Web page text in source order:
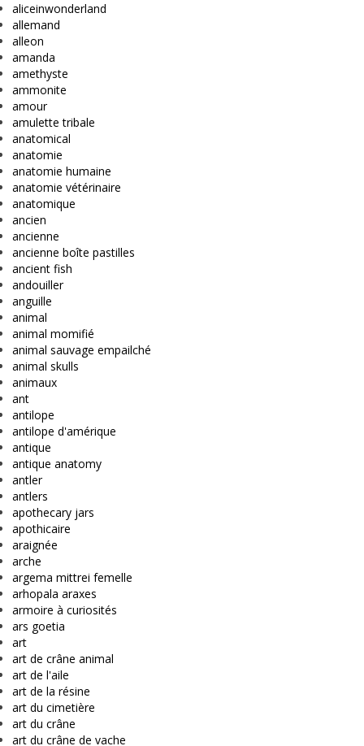
aliceinwonderland
allemand
alleon
amanda
amethyste
ammonite
amour
amulette tribale
anatomical
anatomie
anatomie humaine
anatomie vétérinaire
anatomique
ancien
ancienne
ancienne boîte pastilles
ancient fish
andouiller
anguille
animal
animal momifié
animal sauvage empailché
animal skulls
animaux
ant
antilope
antilope d'amérique
antique
antique anatomy
antler
antlers
apothecary jars
apothicaire
araignée
arche
argema mittrei femelle
arhopala araxes
armoire à curiosités
ars goetia
art
art de crâne animal
art de l'aile
art de la résine
art du cimetière
art du crâne
art du crâne de vache